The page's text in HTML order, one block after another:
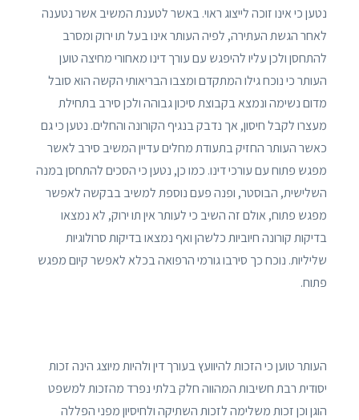
נטען כי אינו זוכה לייצוג ראוי. באשר לטענת המשיב אשר נטענה
לאחר הגשת העתירה, לפיה העותר אינו בעל תו ירוק ומסרב
להתחסן ולכן עליו להיפגש עם עורך דינו מאחורי מחיצה טוען
העותר כי נוכח גילו המתקדם ומצבו הבריאותי הקשה הוא סובל
מדום נשימה ונמצא בקבוצת סיכון גבוהה ולכן סירב בתחילת
מעצרו לקבל חיסון, אך נדבק בנגיף הקורונה והחלים. נטען כי גם
כאשר העותר החזיק בתעודת מחלים עדיין המשיב סירב לאשר
מפגש פתוח עם עורכי דינו. כמו כן, נטען כי הסכים להתחסן במנה
השלישית, הבוסטר, ופנה פעם נוספת למשיב בבקשה לאפשר
מפגש פתוח, אולם זה השיב כי לעותר אין תו ירוק, לא נמצאו
בדיקות קורונה חיוביות כלשהן ואף נמצאו בדיקות סרולוגיות
שליליות. נוכח כך סירבו גורמי הרפואה בכלא לאפשר קיום מפגש
פתוח.
העותר טוען כי הזכות להיוועץ בעורך דין ולהיות מיוצג הינה זכות
יסודית רבת חשיבות המהווה חלק בלתי נפרד מהזכות למשפט
הוגן וכן זכות משלימה לזכות השתיקה ולחיסיון מפני הפללה